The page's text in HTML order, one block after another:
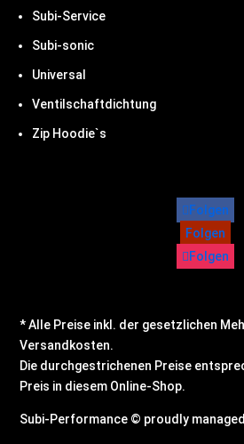
Subi-Service
Subi-sonic
Universal
Ventilschaftdichtung
Zip Hoodie`s
Folgen
Folgen
Folgen
* Alle Preise inkl. der gesetzlichen
Versandkosten.
Die durchgestrichenen Preise
Preis in diesem Online-Shop.
Subi-Performance © proudly